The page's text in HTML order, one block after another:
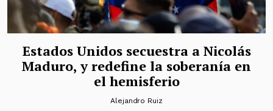
Estados Unidos secuestra a Nicolás
Maduro, y redefine la soberanía en
el hemisferio
Alejandro Ruiz